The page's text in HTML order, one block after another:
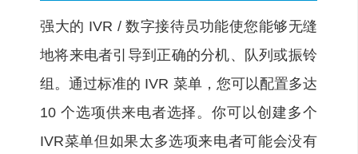
强大的 IVR / 数字接待员功能使您能够无缝
地将来电者引导到正确的分机、队列或振铃
组。通过标准的 IVR 菜单，您可以配置多达
10 个选项供来电者选择。你可以创建多个
IVR菜单但如果太多选项来电者可能会没有